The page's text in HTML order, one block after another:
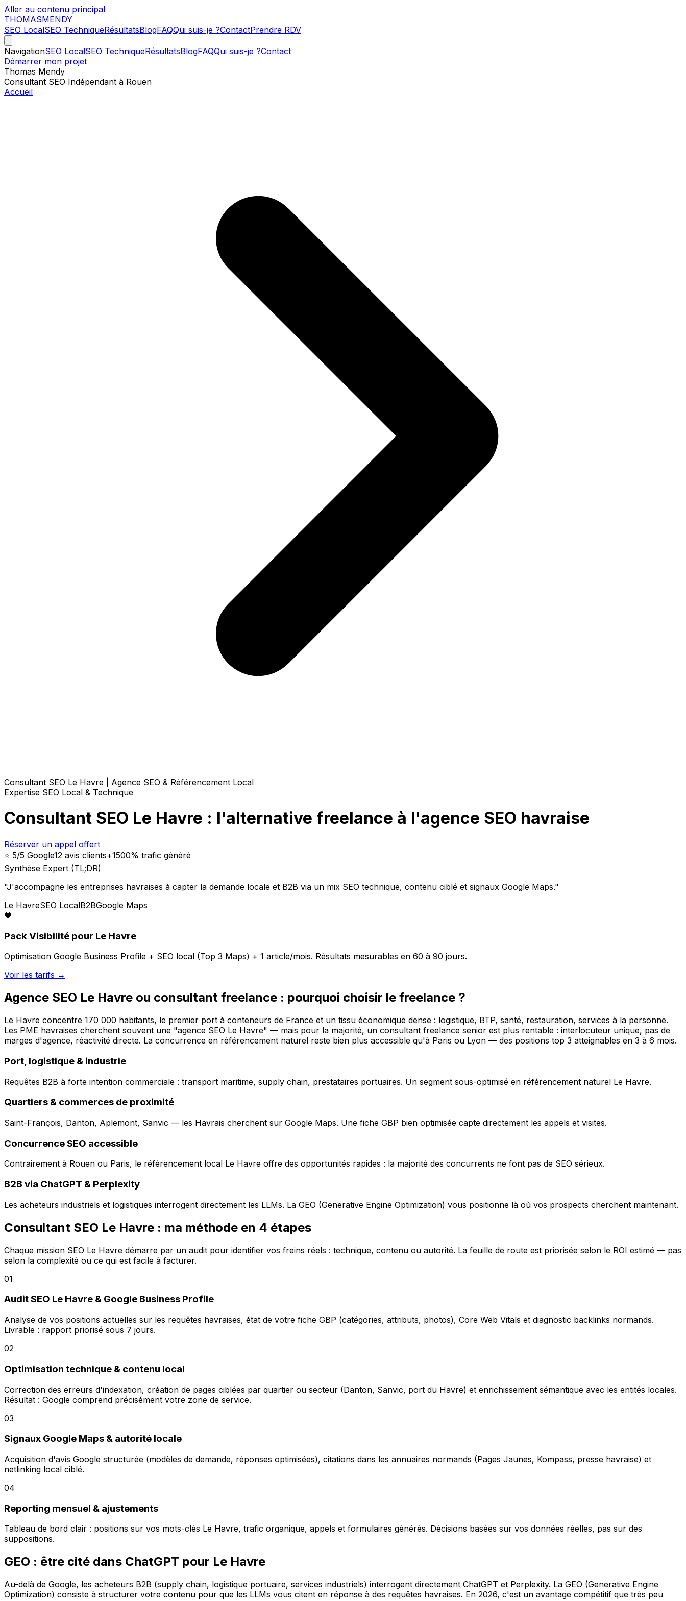
Aller au contenu principal
THOMASMENDY
SEO LocalSEO TechniqueRésultatsBlogFAQQui suis-je ?ContactPrendre RDV
NavigationSEO LocalSEO TechniqueRésultatsBlogFAQQui suis-je ?Contact
Démarrer mon projet
Thomas Mendy
Consultant SEO Indépendant à Rouen
Accueil
Consultant SEO Le Havre | Agence SEO & Référencement Local
Expertise SEO Local & Technique
Consultant SEO Le Havre : l'alternative freelance à l'agence SEO havraise
Réserver un appel offert
⭐ 5/5 Google12 avis clients+1500% trafic généré
Synthèse Expert (TL;DR)
"J'accompagne les entreprises havraises à capter la demande locale et B2B via un mix SEO technique, contenu ciblé et signaux Google Maps."
Le HavreSEO LocalB2BGoogle Maps
💙
Pack Visibilité pour Le Havre
Optimisation Google Business Profile + SEO local (Top 3 Maps) + 1 article/mois. Résultats mesurables en 60 à 90 jours.
Voir les tarifs →
Agence SEO Le Havre ou consultant freelance : pourquoi choisir le freelance ?
Le Havre concentre 170 000 habitants, le premier port à conteneurs de France et un tissu économique dense : logistique, BTP, santé, restauration, services à la personne.
Les PME havraises cherchent souvent une "agence SEO Le Havre" — mais pour la majorité, un consultant freelance senior est plus rentable : interlocuteur unique, pas de
marges d'agence, réactivité directe. La concurrence en référencement naturel reste bien plus accessible qu'à Paris ou Lyon — des positions top 3 atteignables en 3 à 6 mois.
Port, logistique & industrie
Requêtes B2B à forte intention commerciale : transport maritime, supply chain, prestataires portuaires. Un segment sous-optimisé en référencement naturel Le Havre.
Quartiers & commerces de proximité
Saint-François, Danton, Aplemont, Sanvic — les Havrais cherchent sur Google Maps. Une fiche GBP bien optimisée capte directement les appels et visites.
Concurrence SEO accessible
Contrairement à Rouen ou Paris, le référencement local Le Havre offre des opportunités rapides : la majorité des concurrents ne font pas de SEO sérieux.
B2B via ChatGPT & Perplexity
Les acheteurs industriels et logistiques interrogent directement les LLMs. La GEO (Generative Engine Optimization) vous positionne là où vos prospects cherchent maintenant.
Consultant SEO Le Havre : ma méthode en 4 étapes
Chaque mission SEO Le Havre démarre par un audit pour identifier vos freins réels : technique, contenu ou autorité. La feuille de route est priorisée selon le ROI estimé — pas
selon la complexité ou ce qui est facile à facturer.
01
Audit SEO Le Havre & Google Business Profile
Analyse de vos positions actuelles sur les requêtes havraises, état de votre fiche GBP (catégories, attributs, photos), Core Web Vitals et diagnostic backlinks normands.
Livrable : rapport priorisé sous 7 jours.
02
Optimisation technique & contenu local
Correction des erreurs d'indexation, création de pages ciblées par quartier ou secteur (Danton, Sanvic, port du Havre) et enrichissement sémantique avec les entités locales.
Résultat : Google comprend précisément votre zone de service.
03
Signaux Google Maps & autorité locale
Acquisition d'avis Google structurée (modèles de demande, réponses optimisées), citations dans les annuaires normands (Pages Jaunes, Kompass, presse havraise) et
netlinking local ciblé.
04
Reporting mensuel & ajustements
Tableau de bord clair : positions sur vos mots-clés Le Havre, trafic organique, appels et formulaires générés. Décisions basées sur vos données réelles, pas sur des
suppositions.
GEO : être cité dans ChatGPT pour Le Havre
Au-delà de Google, les acheteurs B2B (supply chain, logistique portuaire, services industriels) interrogent directement ChatGPT et Perplexity. La GEO (Generative Engine
Optimization) consiste à structurer votre contenu pour que les LLMs vous citent en réponse à des requêtes havraises. En 2026, c'est un avantage compétitif que très peu